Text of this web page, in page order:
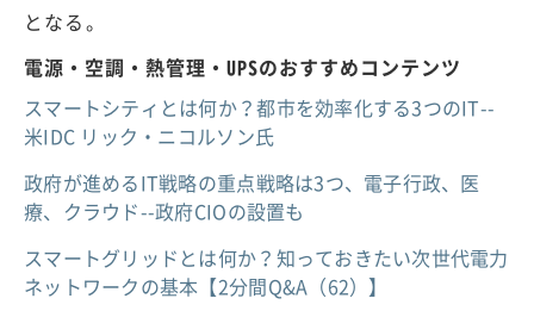
となる。
電源・空調・熱管理・UPSのおすすめコンテンツ
スマートシティとは何か？都市を効率化する3つのIT--
米IDC リック・ニコルソン氏
政府が進めるIT戦略の重点戦略は3つ、電子行政、医
療、クラウド--政府CIOの設置も
スマートグリッドとは何か？知っておきたい次世代電力
ネットワークの基本【2分間Q&A（62）】